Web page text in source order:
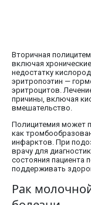
Вторичная
включая
недостатку
эритропоэтин —
эритроцитов.
причины, включая
вмешательство.
Полицитемия может
как
инфарктов. При
врачу для
состояния пациента
поддерживать
Рак